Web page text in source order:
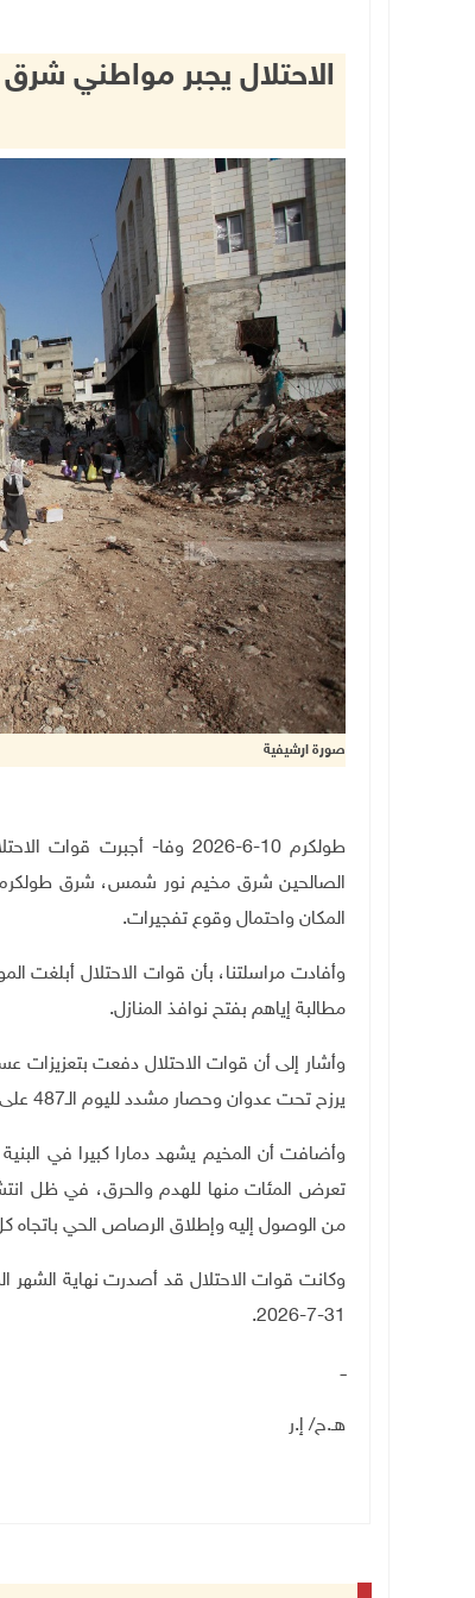
الاحتلال يجبر مواطني
صورة ارشيفية
طولكرم 10-6-2026 وفا-
الصالحين شرق مخيم نور شمس، شرق طولكرم،
المكان واحتمال وقوع تفجيرات.
وأفادت مراسلتنا، بأن قوات الاحتلال أبلغت
مطالبة إياهم بفتح نوافذ المنازل.
وأشار إلى أن قوات الاحتلال دفعت بتعزيزات
يرزح تحت عدوان وحصار مشدد لليوم الـ487 على التوالي
وأضافت أن المخيم يشهد دمارا كبيرا في
تعرض المئات منها للهدم والحرق، في ظل
من الوصول إليه وإطلاق الرصاص الحي باتجاه
وكانت قوات الاحتلال قد أصدرت نهاية
31-7-2026
.
ــ
هـ.ح/ إ.ر